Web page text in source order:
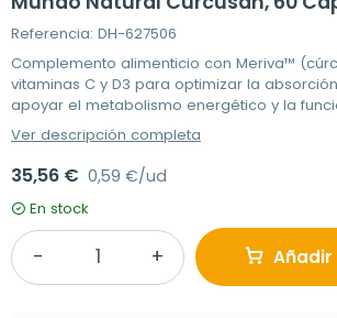
Referencia: DH-627506
Complemento alimenticio con Meriva™
vitaminas C y D3 para optimizar la
apoyar el metabolismo energético y la
Ver descripción completa
35,56 € 0,59 €/ud
En stock